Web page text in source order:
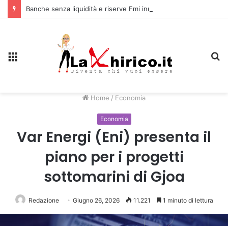
Home / Economia
Economia
Var Energi (Eni) presenta il
piano per i progetti
sottomarini di Gjoa
Redazione Giugno 26, 2026 11.221 1 minuto di lettura